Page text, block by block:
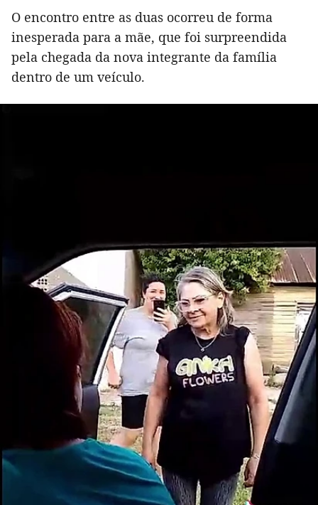
O encontro entre as duas ocorreu de forma
inesperada para a mãe, que foi surpreendida
pela chegada da nova integrante da família
dentro de um veículo.